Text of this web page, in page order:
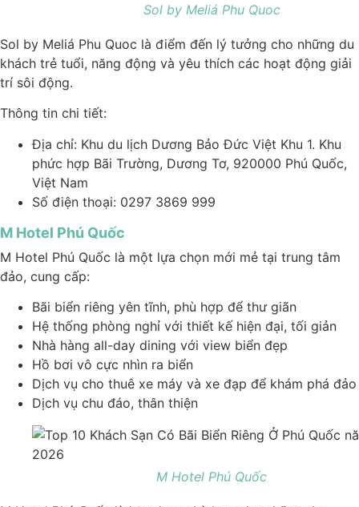
Sol by Meliá Phu Quoc
Sol by Meliá Phu Quoc là điểm đến lý tưởng cho những du
khách trẻ tuổi, năng động và yêu thích các hoạt động giải
trí sôi động.
Thông tin chi tiết:
Địa chỉ: Khu du lịch Dương Bảo Đức Việt Khu 1. Khu
phức hợp Bãi Trường, Dương Tơ, 920000 Phú Quốc,
Việt Nam
Số điện thoại: 0297 3869 999
M Hotel Phú Quốc
M Hotel Phú Quốc là một lựa chọn mới mẻ tại trung tâm
đảo, cung cấp:
Bãi biển riêng yên tĩnh, phù hợp để thư giãn
Hệ thống phòng nghỉ với thiết kế hiện đại, tối giản
Nhà hàng all-day dining với view biển đẹp
Hồ bơi vô cực nhìn ra biển
Dịch vụ cho thuê xe máy và xe đạp để khám phá đảo
Dịch vụ chu đáo, thân thiện
M Hotel Phú Quốc